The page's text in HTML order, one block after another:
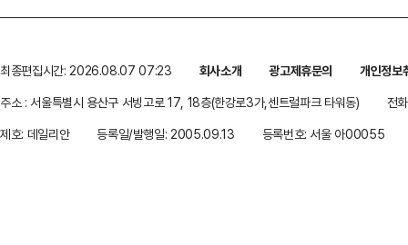
최종편집시간: 2026.08.07 07:23 회사소개 광고제휴문의
개인정보
주소 : 서울특별시 용산구 서빙고로 17, 18층(한강로3가,센트럴파크 타워동)
전
제호: 데일리안
등록일/발행일: 2005.09.13 등록번호: 서울 아00055